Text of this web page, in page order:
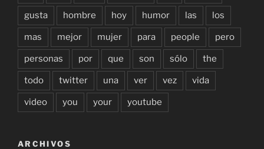
gusta hombre hoy humor las los
mas mejor mujer para people pero
personas por que son sólo the
todo twitter una ver vez vida
video you your youtube
ARCHIVOS